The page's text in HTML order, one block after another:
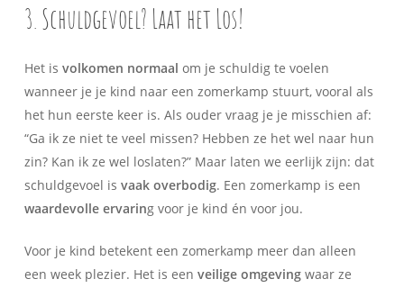
3. Schuldgevoel? Laat het Los!
Het is volkomen normaal om je schuldig te voelen
wanneer je je kind naar een zomerkamp stuurt, vooral als
het hun eerste keer is. Als ouder vraag je je misschien af:
“Ga ik ze niet te veel missen? Hebben ze het wel naar hun
zin? Kan ik ze wel loslaten?” Maar laten we eerlijk zijn: dat
schuldgevoel is vaak overbodig. Een zomerkamp is een
waardevolle ervaring voor je kind én voor jou.
Voor je kind betekent een zomerkamp meer dan alleen
een week plezier. Het is een veilige omgevingwaar ze